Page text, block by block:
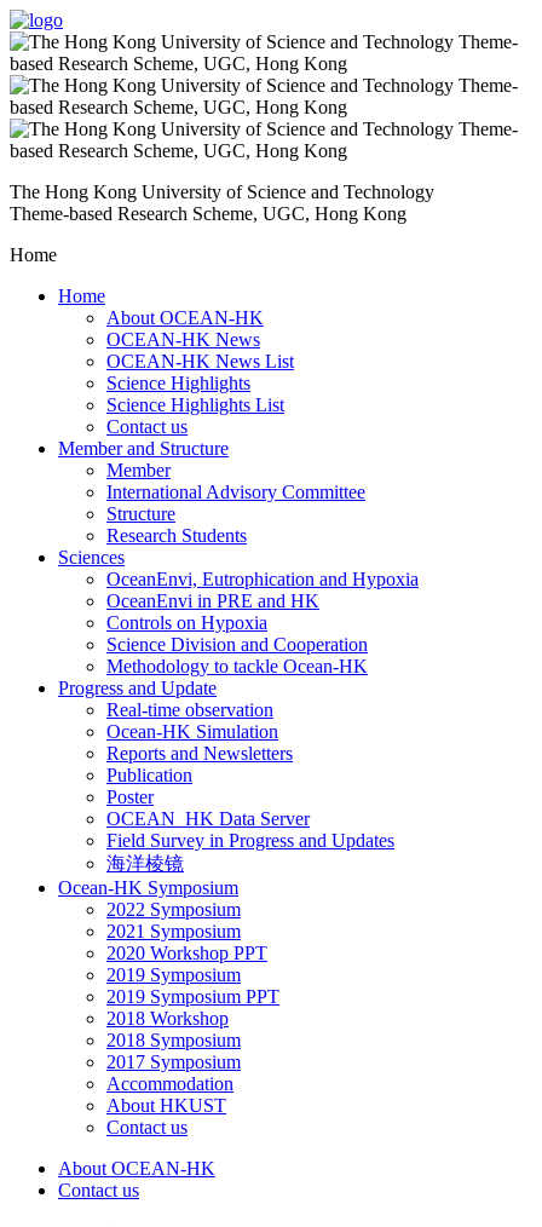
The Hong Kong University of Science and Technology
Theme-based Research Scheme, UGC, Hong Kong
Home
Home
About OCEAN-HK
OCEAN-HK News
OCEAN-HK News List
Science Highlights
Science Highlights List
Contact us
Member and Structure
Member
International Advisory Committee
Structure
Research Students
Sciences
OceanEnvi, Eutrophication and Hypoxia
OceanEnvi in PRE and HK
Controls on Hypoxia
Science Division and Cooperation
Methodology to tackle Ocean-HK
Progress and Update
Real-time observation
Ocean-HK Simulation
Reports and Newsletters
Publication
Poster
OCEAN_HK Data Server
Field Survey in Progress and Updates
海洋棱镜
Ocean-HK Symposium
2022 Symposium
2021 Symposium
2020 Workshop PPT
2019 Symposium
2019 Symposium PPT
2018 Workshop
2018 Symposium
2017 Symposium
Accommodation
About HKUST
Contact us
About OCEAN-HK
Contact us